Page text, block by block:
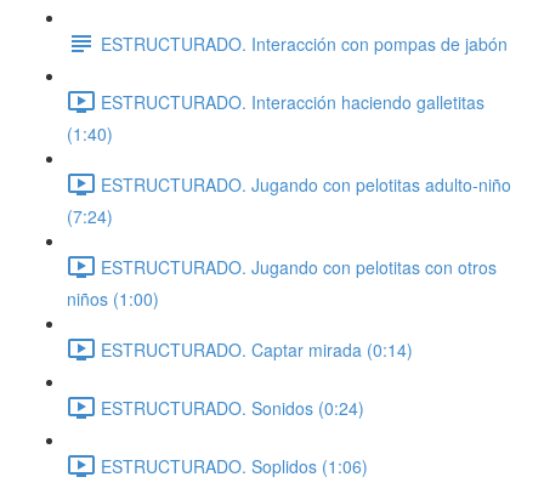
ESTRUCTURADO. Interacción con pompas de jabón
ESTRUCTURADO. Interacción haciendo galletitas
(1:40)
ESTRUCTURADO. Jugando con pelotitas adulto-niño
(7:24)
ESTRUCTURADO. Jugando con pelotitas con otros
niños (1:00)
ESTRUCTURADO. Captar mirada (0:14)
ESTRUCTURADO. Sonidos (0:24)
ESTRUCTURADO. Soplidos (1:06)